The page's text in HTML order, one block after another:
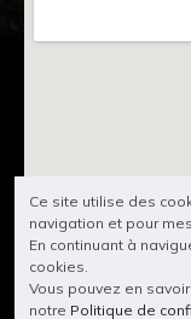
Ce site utilise des
navigation et pour
En continuant à
cookies.
Vous pouvez en
notre Politique de